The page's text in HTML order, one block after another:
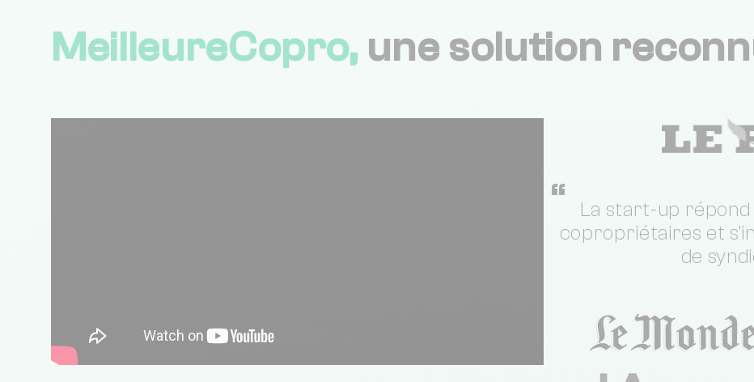
MeilleureCopro, une solution
“
La start-up
copropriétaires et
de